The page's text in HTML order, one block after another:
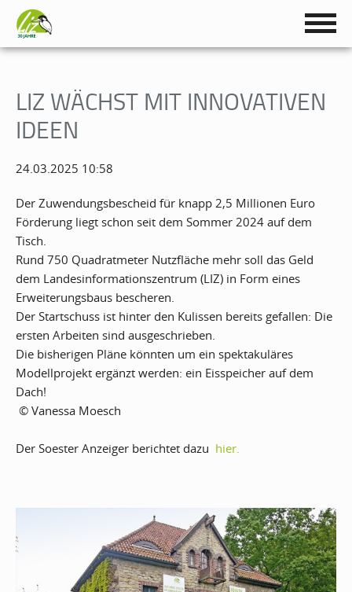
LIZ WÄCHST MIT INNOVATIVEN
IDEEN
24.03.2025 10:58
Der Zuwendungsbescheid für knapp 2,5 Millionen Euro
Förderung liegt schon seit dem Sommer 2024 auf dem
Tisch.
Rund 750 Quadratmeter Nutzfläche mehr soll das Geld
dem Landesinformationszentrum (LIZ) in Form eines
Erweiterungsbaus bescheren.
Der Startschuss ist hinter den Kulissen bereits gefallen: Die
ersten Arbeiten sind ausgeschrieben.
Die bisherigen Pläne könnten um ein spektakuläres
Modellprojekt ergänzt werden: ein Eisspeicher auf dem
Dach!
© Vanessa Moesch
Der Soester Anzeiger berichtet dazu hier.